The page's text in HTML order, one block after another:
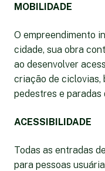
MOBILIDADE
O empreendimento
cidade, sua obra
ao desenvolver
criação de ciclovias,
pedestres e paradas
ACESSIBILIDADE
Todas as entradas
para pessoas